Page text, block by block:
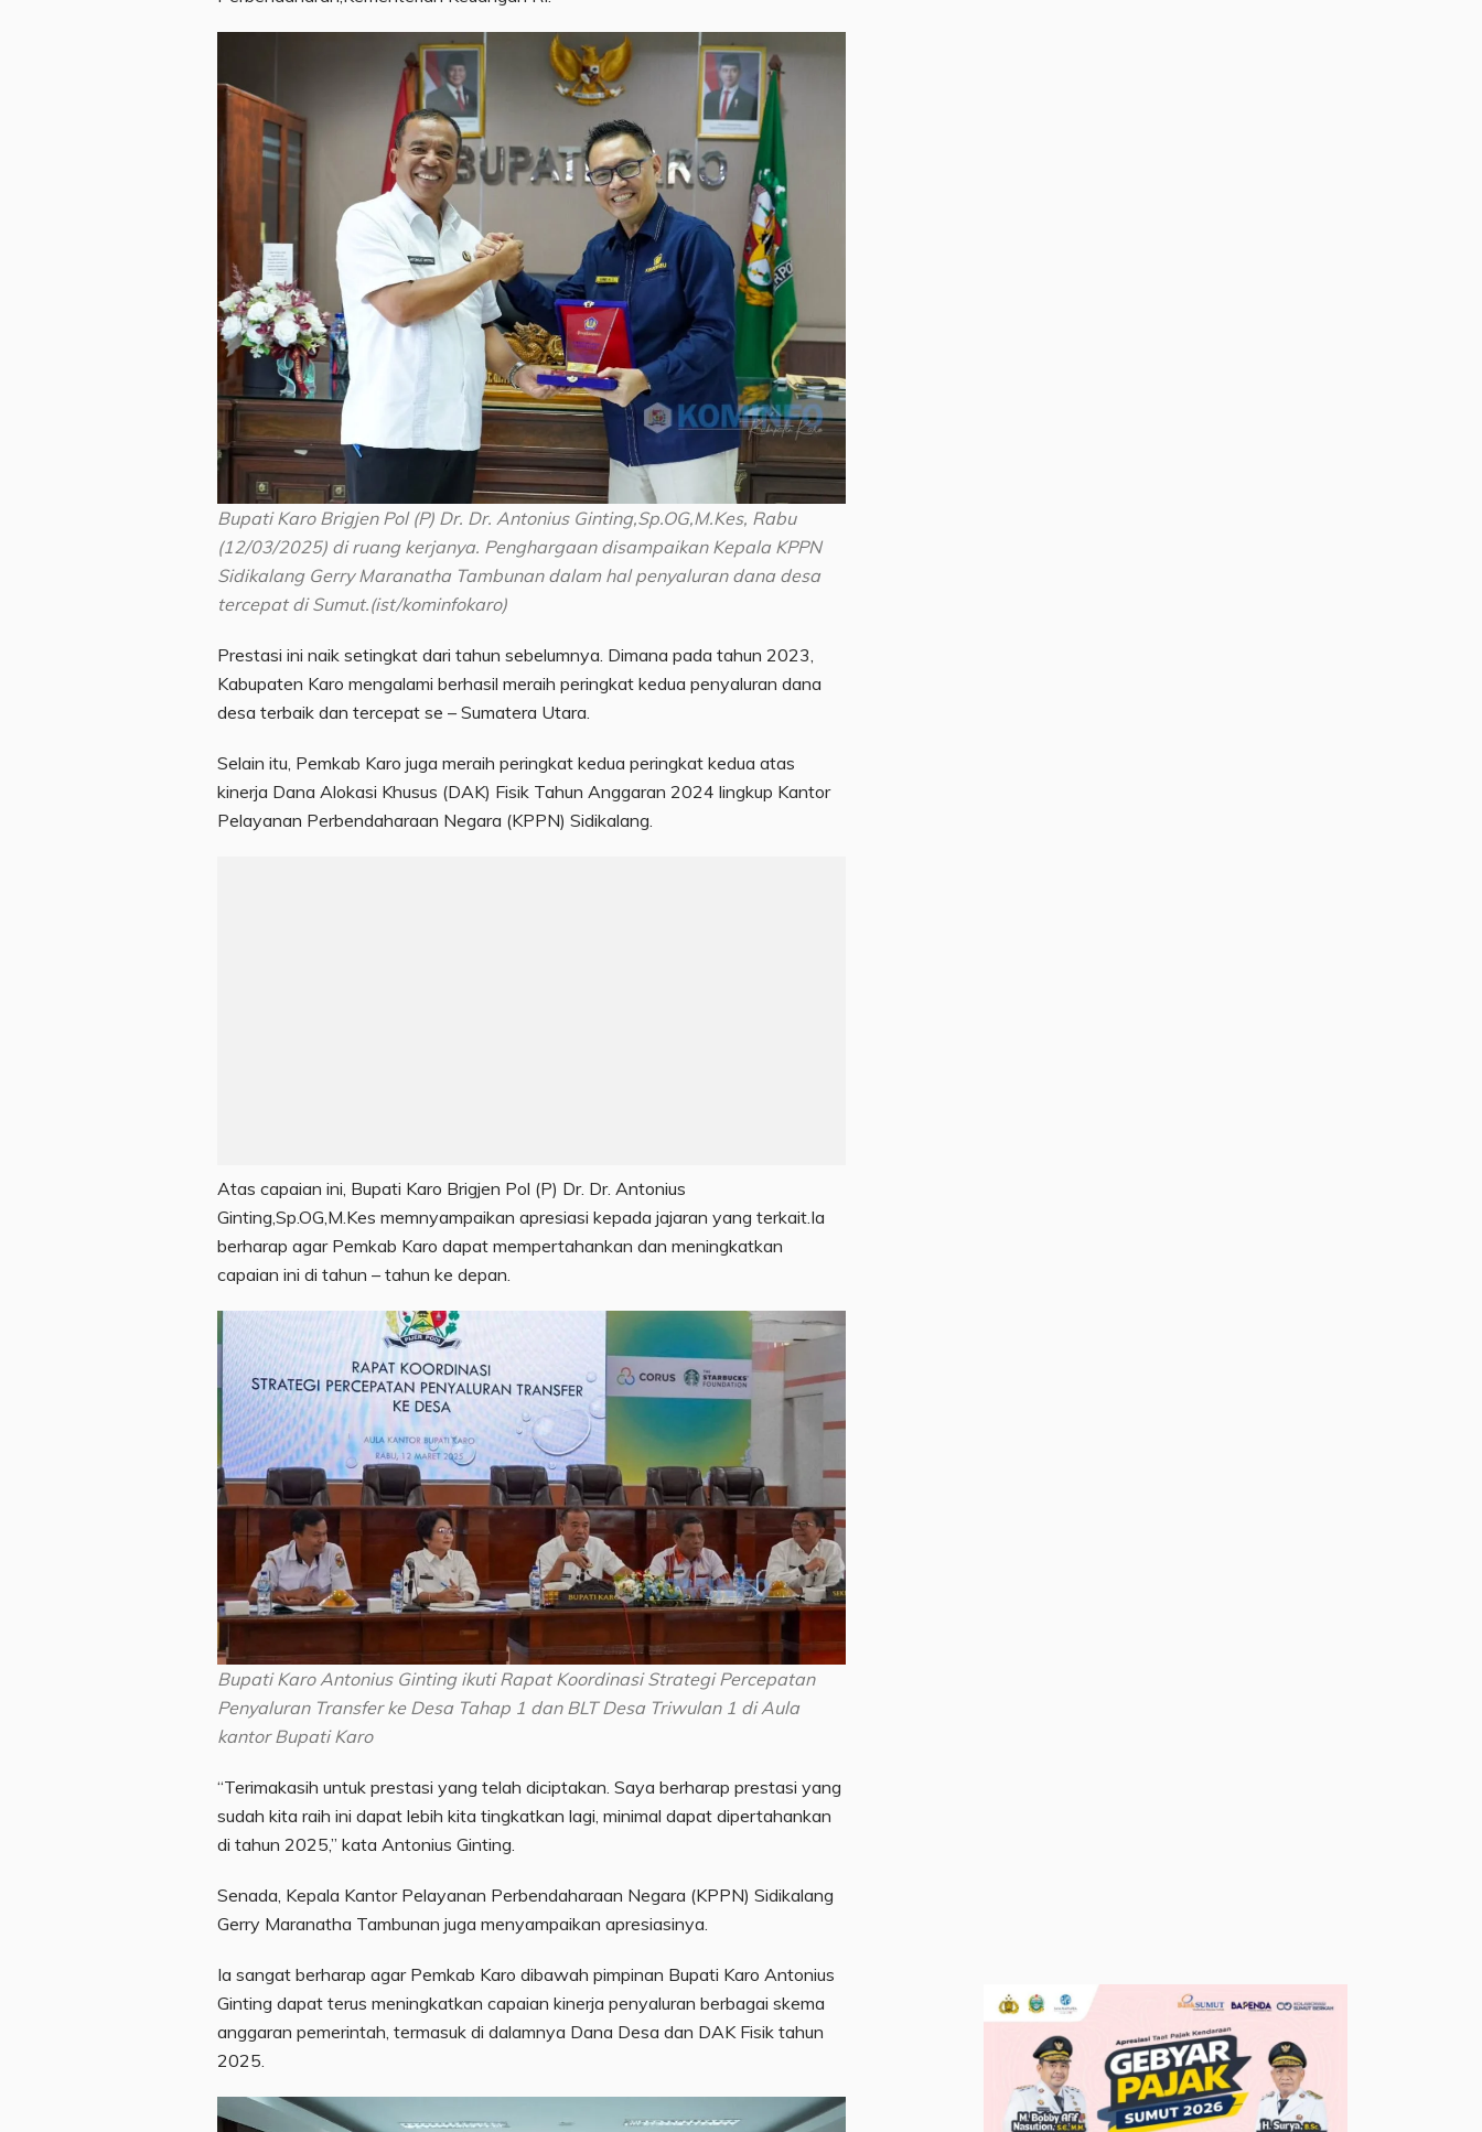
Bupati Karo Brigjen Pol (P) Dr. Dr. Antonius Ginting,Sp.OG,M.Kes, Rabu
(12/03/2025) di ruang kerjanya. Penghargaan disampaikan Kepala KPPN
Sidikalang Gerry Maranatha Tambunan dalam hal penyaluran dana desa
tercepat di Sumut.(ist/kominfokaro)
Prestasi ini naik setingkat dari tahun sebelumnya. Dimana pada tahun 2023,
Kabupaten Karo mengalami berhasil meraih peringkat kedua penyaluran dana
desa terbaik dan tercepat se – Sumatera Utara.
Selain itu, Pemkab Karo juga meraih peringkat kedua peringkat kedua atas
kinerja Dana Alokasi Khusus (DAK) Fisik Tahun Anggaran 2024 lingkup Kantor
Pelayanan Perbendaharaan Negara (KPPN) Sidikalang.
Atas capaian ini, Bupati Karo Brigjen Pol (P) Dr. Dr. Antonius
Ginting,Sp.OG,M.Kes memnyampaikan apresiasi kepada jajaran yang terkait.Ia
berharap agar Pemkab Karo dapat mempertahankan dan meningkatkan
capaian ini di tahun – tahun ke depan.
Bupati Karo Antonius Ginting ikuti Rapat Koordinasi Strategi Percepatan
Penyaluran Transfer ke Desa Tahap 1 dan BLT Desa Triwulan 1 di Aula
kantor Bupati Karo
“Terimakasih untuk prestasi yang telah diciptakan. Saya berharap prestasi yang
sudah kita raih ini dapat lebih kita tingkatkan lagi, minimal dapat dipertahankan
di tahun 2025,” kata Antonius Ginting.
Senada, Kepala Kantor Pelayanan Perbendaharaan Negara (KPPN) Sidikalang
Gerry Maranatha Tambunan juga menyampaikan apresiasinya.
Ia sangat berharap agar Pemkab Karo dibawah pimpinan Bupati Karo Antonius
Ginting dapat terus meningkatkan capaian kinerja penyaluran berbagai skema
anggaran pemerintah, termasuk di dalamnya Dana Desa dan DAK Fisik tahun
2025.